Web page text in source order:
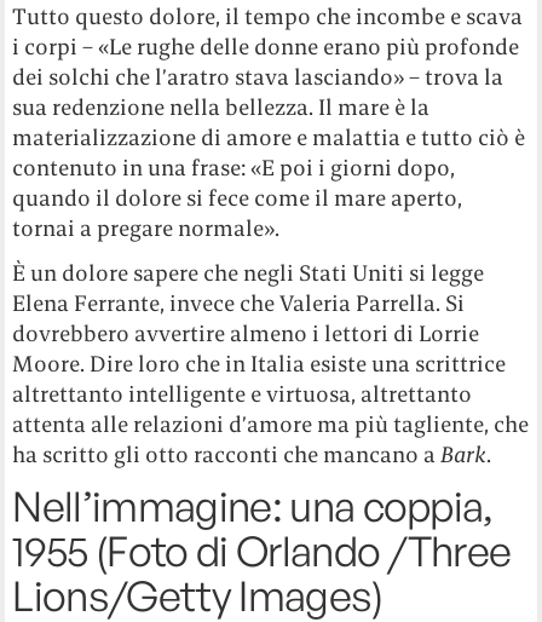
Tutto questo dolore, il tempo che incombe e scava
i corpi – «Le rughe delle donne erano più profonde
dei solchi che l’aratro stava lasciando» – trova la
sua redenzione nella bellezza. Il mare è la
materializzazione di amore e malattia e tutto ciò è
contenuto in una frase: «E poi i giorni dopo,
quando il dolore si fece come il mare aperto,
tornai a pregare normale».
È un dolore sapere che negli Stati Uniti si legge
Elena Ferrante, invece che Valeria Parrella. Si
dovrebbero avvertire almeno i lettori di Lorrie
Moore. Dire loro che in Italia esiste una scrittrice
altrettanto intelligente e virtuosa, altrettanto
attenta alle relazioni d’amore ma più tagliente, che
ha scritto gli otto racconti che mancano aBark.
Nell’immagine: una coppia,
1955 (Foto di Orlando /Three
Lions/Getty Images)